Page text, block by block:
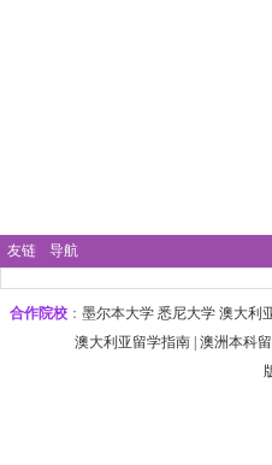
友链 导航
合作院校 ： 墨尔本大学‌ 悉尼大学 澳大利
澳大利亚留学指南 澳洲本科